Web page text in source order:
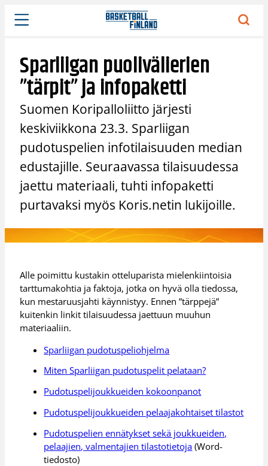
Siirry
sisältöön
Sparliigan puolivälierien
”tärpit” ja infopaketti
Suomen Koripalloliitto järjesti
keskiviikkona 23.3. Sparliigan
pudotuspelien infotilaisuuden median
edustajille. Seuraavassa tilaisuudessa
jaettu materiaali, tuhti infopaketti
purtavaksi myös Koris.netin lukijoille.
Alle poimittu kustakin otteluparista mielenkiintoisia
tarttumakohtia ja faktoja, jotka on hyvä olla tiedossa,
kun mestaruusjahti käynnistyy. Ennen ”tärppejä”
kuitenkin linkit tilaisuudessa jaettuun muuhun
materiaaliin.
Sparliigan pudotuspeliohjelma
Miten Sparliigan pudotuspelit pelataan?
Pudotuspelijoukkueiden kokoonpanot
Pudotuspelijoukkueiden pelaajakohtaiset tilastot
Pudotuspelien ennätykset sekä joukkueiden,
pelaajien, valmentajien tilastotietoja (Word-
tiedosto)